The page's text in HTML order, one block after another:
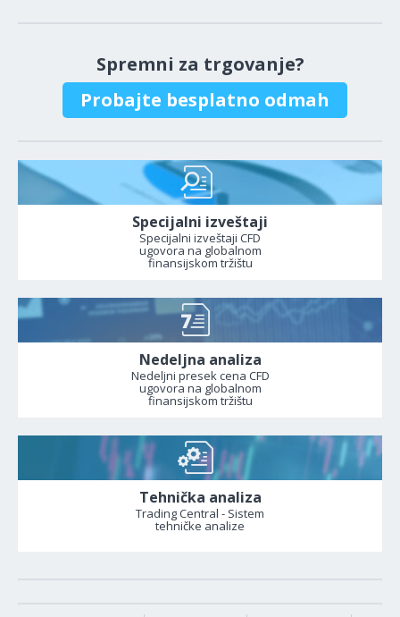
Spremni za trgovanje?
Probajte besplatno odmah
Specijalni izveštaji
Specijalni izveštaji CFD
ugovora na globalnom
finansijskom tržištu
Nedeljna analiza
Nedeljni presek cena CFD
ugovora na globalnom
finansijskom tržištu
Tehnička analiza
Trading Central - Sistem
tehničke analize